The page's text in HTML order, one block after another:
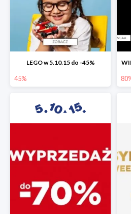
LEGO w 5.10.15 do -45%
45%